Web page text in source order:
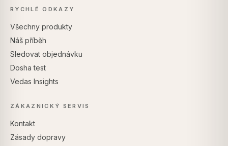
RYCHLÉ ODKAZY
Všechny produkty
Náš příběh
Sledovat objednávku
Dosha test
Vedas Insights
ZÁKAZNICKÝ SERVIS
Kontakt
Zásady dopravy